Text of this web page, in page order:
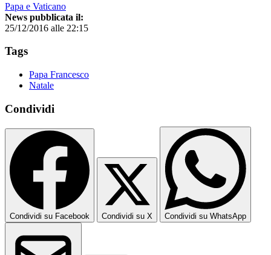
Papa e Vaticano
News pubblicata il:
25/12/2016 alle 22:15
Tags
Papa Francesco
Natale
Condividi
Condividi su Facebook Condividi su X Condividi su WhatsApp